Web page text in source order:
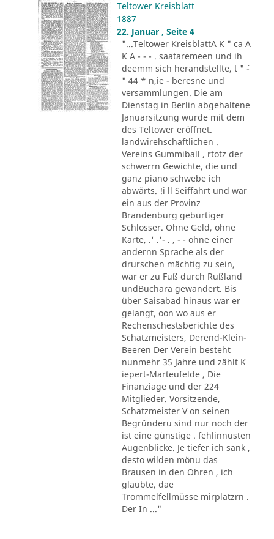
Teltower Kreisblatt
1887
22. Januar , Seite 4
"...Teltower KreisblattA K " ca A
K A - - - . saataremeen und ih
deemm sich herandstellte, t " ´-
" 44 * n,ie - beresne und
versammlungen. Die am
Dienstag in Berlin abgehaltene
Januarsitzung wurde mit dem
des Teltower eröffnet.
landwirehschaftlichen .
Vereins Gummiball , rtotz der
schwerrn Gewichte, die und
ganz piano schwebe ich
abwärts. !i ll Seiffahrt und war
ein aus der Provinz
Brandenburg geburtiger
Schlosser. Ohne Geld, ohne
Karte, .' .'- . , - - ohne einer
andernn Sprache als der
drurschen mächtig zu sein,
war er zu Fuß durch Rußland
undBuchara gewandert. Bis
über Saisabad hinaus war er
gelangt, oon wo aus er
Rechenschestsberichte des
Schatzmeisters, Derend-Klein-
Beeren Der Verein besteht
nunmehr 35 Jahre und zählt K
iepert-Marteufelde , Die
Finanziage und der 224
Mitglieder. Vorsitzende,
Schatzmeister V on seinen
Begründeru sind nur noch der
ist eine günstige . fehlinnusten
Augenblicke. Je tiefer ich sank ,
desto wilden mönu das
Brausen in den Ohren , ich
glaubte, dae
Trommelfellmüsse mirplatzrn .
Der In ..."